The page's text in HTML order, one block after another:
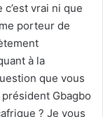
c’est vrai ni que
porteur de
à la
que vous
Gbagbo
? Je vous